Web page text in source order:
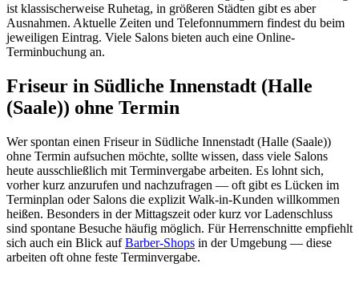
ist klassischerweise Ruhetag, in größeren Städten gibt es aber
Ausnahmen. Aktuelle Zeiten und Telefonnummern findest du beim
jeweiligen Eintrag. Viele Salons bieten auch eine Online-
Terminbuchung an.
Friseur in Südliche Innenstadt (Halle
(Saale)) ohne Termin
Wer spontan einen Friseur in Südliche Innenstadt (Halle (Saale))
ohne Termin aufsuchen möchte, sollte wissen, dass viele Salons
heute ausschließlich mit Terminvergabe arbeiten. Es lohnt sich,
vorher kurz anzurufen und nachzufragen — oft gibt es Lücken im
Terminplan oder Salons die explizit Walk-in-Kunden willkommen
heißen. Besonders in der Mittagszeit oder kurz vor Ladenschluss
sind spontane Besuche häufig möglich. Für Herrenschnitte empfiehlt
sich auch ein Blick aufBarber-Shops in der Umgebung — diese
arbeiten oft ohne feste Terminvergabe.